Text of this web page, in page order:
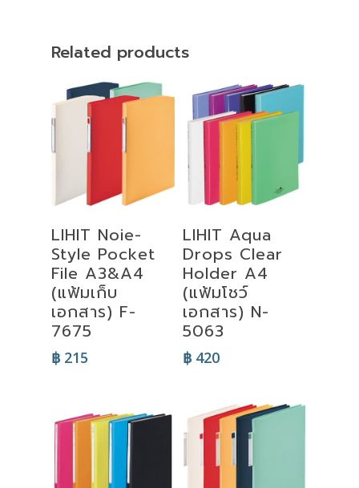
Related products
Select
Options
LIHIT Noie-
Style Pocket
File A3&A4
(แฟ้มเก็บ
เอกสาร) F-
7675
฿ 215
Select
Options
LIHIT Aqua
Drops Clear
Holder A4
(แฟ้มโชว์
เอกสาร) N-
5063
฿420